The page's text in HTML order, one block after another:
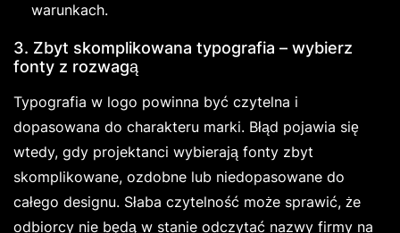
warunkach.
3. Zbyt skomplikowana typografia – wybierz
fonty z rozwagą
Typografia w logo powinna być czytelna i
dopasowana do charakteru marki. Błąd pojawia się
wtedy, gdy projektanci wybierają fonty zbyt
skomplikowane, ozdobne lub niedopasowane do
całego designu. Słaba czytelność może sprawić, że
odbiorcy nie będą w stanie odczytać nazwy firmy na